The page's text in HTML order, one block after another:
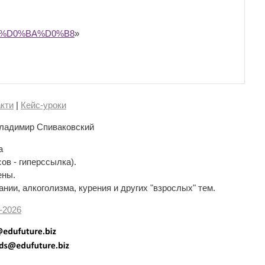
»
| Кейс-уроки
Спиваковский
- гиперссылка).
алкоголизма, курения и других "взрослых" тем.
2026